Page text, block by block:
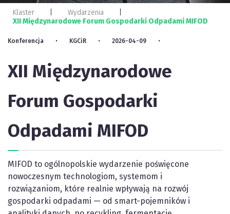
Klaster
Wydarzenia
XII Międzynarodowe Forum Gospodarki Odpadami MIFOD
Konferencja KGCiR 2026-04-09
XII Międzynarodowe
Forum Gospodarki
Odpadami MIFOD
MIFOD to ogólnopolskie wydarzenie poświęcone
nowoczesnym technologiom, systemom i
rozwiązaniom, które realnie wpływają na rozwój
gospodarki odpadami — od smart-pojemników i